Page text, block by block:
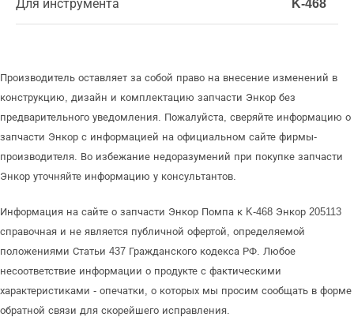
Для инструмента K-468
Производитель оставляет за собой право на внесение изменений в
конструкцию, дизайн и комплектацию запчасти Энкор без
предварительного уведомления. Пожалуйста, сверяйте информацию о
запчасти Энкор с информацией на официальном сайте фирмы-
производителя. Во избежание недоразумений при покупке запчасти
Энкор уточняйте информацию у консультантов.
Информация на сайте о запчасти Энкор Помпа к K-468 Энкор 205113
справочная и не является публичной офертой, определяемой
положениями Статьи 437 Гражданского кодекса РФ. Любое
несоответствие информации о продукте с фактическими
характеристиками - опечатки, о которых мы просим сообщать в форме
обратной связи для скорейшего исправления.